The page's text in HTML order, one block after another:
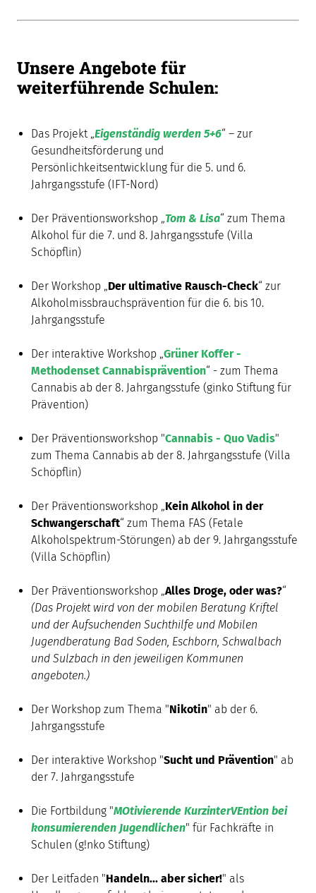
Unsere Angebote für
weiterführende Schulen:
Das Projekt „Eigenständig werden 5+6“ – zur
Gesundheitsförderung und
Persönlichkeitsentwicklung für die 5. und 6.
Jahrgangsstufe (IFT-Nord)
Der Präventionsworkshop „Tom & Lisa“ zum Thema
Alkohol für die 7. und 8. Jahrgangsstufe (Villa
Schöpflin)
Der Workshop „Der ultimative Rausch-Check“ zur
Alkoholmissbrauchsprävention für die 6. bis 10.
Jahrgangsstufe
Der interaktive Workshop „Grüner Koffer -
Methodenset Cannabisprävention“ - zum Thema
Cannabis ab der 8. Jahrgangsstufe (ginko Stiftung für
Prävention)
Der Präventionsworkshop "Cannabis - Quo Vadis"
zum Thema Cannabis ab der 8. Jahrgangsstufe (Villa
Schöpflin)
Der Präventionsworkshop „Kein Alkohol in der
Schwangerschaft“ zum Thema FAS (Fetale
Alkoholspektrum-Störungen) ab der 9. Jahrgangsstufe
(Villa Schöpflin)
Der Präventionsworkshop „Alles Droge, oder was?“
(Das Projekt wird von der mobilen Beratung Kriftel
und der Aufsuchenden Suchthilfe und Mobilen
Jugendberatung Bad Soden, Eschborn, Schwalbach
und Sulzbach in den jeweiligen Kommunen
angeboten.)
Der Workshop zum Thema "Nikotin" ab der 6.
Jahrgangsstufe
Der interaktive Workshop "Sucht und Prävention" ab
der 7. Jahrgangsstufe
Die Fortbildung "MOtivierende KurzinterVEntion bei
konsumierenden Jugendlichen" für Fachkräfte in
Schulen (g!nko Stiftung)
Der Leitfaden "Handeln... aber sicher!" als